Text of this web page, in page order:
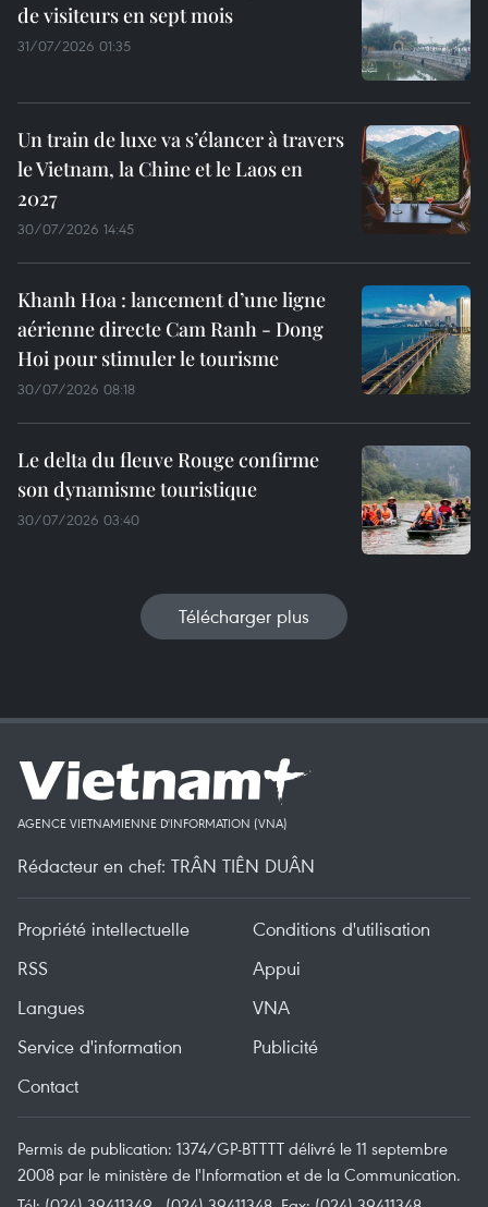
de visiteurs en sept mois ​
31/07/2026 01:35
Un train de luxe va s’élancer à travers
le Vietnam, la Chine et le Laos en
2027
30/07/2026 14:45
Khanh Hoa : lancement d’une ligne
aérienne directe Cam Ranh - Dong
Hoi pour stimuler le tourisme
30/07/2026 08:18
Le delta du fleuve Rouge confirme
son dynamisme touristique
30/07/2026 03:40
Télécharger plus
AGENCE VIETNAMIENNE D'INFORMATION (VNA)
Rédacteur en chef: TRÂN TIÊN DUÂN
Propriété intellectuelle
Conditions d'utilisation
RSS
Appui
Langues
VNA
Service d'information
Publicité
Contact
Permis de publication: 1374/GP-BTTTT délivré le 11 septembre
2008 par le ministère de l'Information et de la Communication.